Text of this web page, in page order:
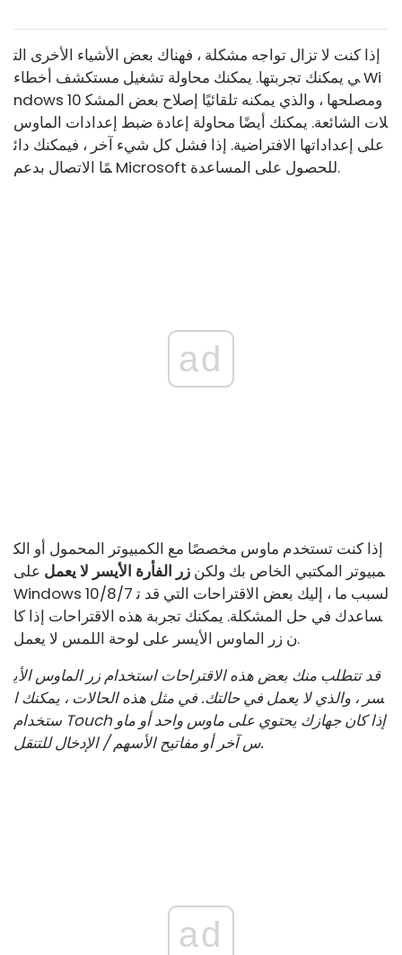
إذا كنت لا تزال تواجه مشكلة ، فهناك بعض الأشياء الأخرى الت
ي يمكنك تجربتها. يمكنك محاولة تشغيل مستكشف أخطاء Wi
ndows 10 ومصلحها ، والذي يمكنه تلقائيًا إصلاح بعض المشك
لات الشائعة. يمكنك أيضًا محاولة إعادة ضبط إعدادات الماوس
على إعداداتها الافتراضية. إذا فشل كل شيء آخر ، فيمكنك دائ
مًا الاتصال بدعم Microsoft للحصول على المساعدة.
ad
إذا كنت تستخدم ماوس مخصصًا مع الكمبيوتر المحمول أو الك
مبيوتر المكتبي الخاص بك ولكن زر الفأرة الأيسر لا يعمل على
Windows 10/8/7 لسبب ما ، إليك بعض الاقتراحات التي قد ت
ساعدك في حل المشكلة. يمكنك تجربة هذه الاقتراحات إذا كا
ن زر الماوس الأيسر على لوحة اللمس لا يعمل.
قد تتطلب منك بعض هذه الاقتراحات استخدام زر الماوس الأي
سر ، والذي لا يعمل في حالتك. في مثل هذه الحالات ، يمكنك ا
ستخدام Touch إذا كان جهازك يحتوي على ماوس واحد أو ماو
س آخر أو مفاتيح الأسهم / الإدخال للتنقل.
ad